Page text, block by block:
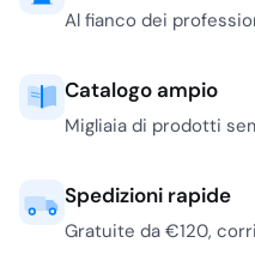
Al fianco dei
Catalogo ampio
Migliaia di prodotti
Spedizioni rapide
Gratuite da €120,